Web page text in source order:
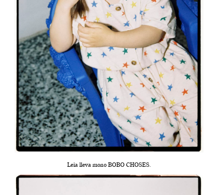
Leia lleva mono BOBO CHOSES.